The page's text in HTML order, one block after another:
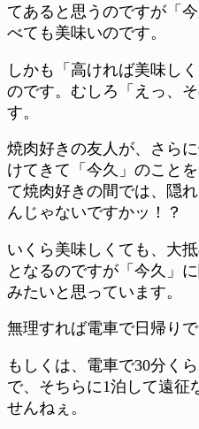
てあると思うのですが「
べても美味いのです。
しかも「高ければ美味し
のです。むしろ「えっ、
す。
焼肉好きの友人が、さら
けてきて「今久」のこと
て焼肉好きの間では、隠
んじゃないですかッ！？
いくら美味しくても、大
となるのですが「今久」
みたいと思っています。
無理すれば電車で日帰りで
もしくは、電車で30分く
で、そちらに1泊して遠征
せんねぇ。